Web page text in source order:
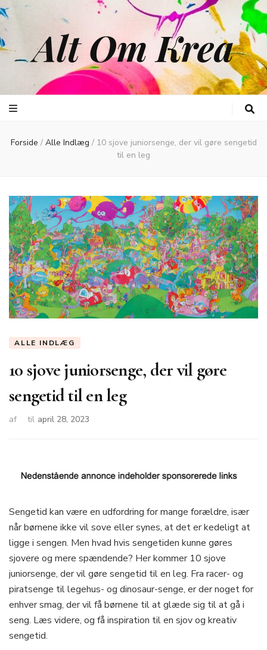
Alt Om Krea
Forside / Alle Indlæg / 10 sjove juniorsenge, der vil gøre sengetid
til en leg
ALLE INDLÆG
10 sjove juniorsenge, der vil gøre
sengetid til en leg
af til april 28, 2023
Sengetid kan være en udfordring for mange forældre, især
når børnene ikke vil sove eller synes, at det er kedeligt at
ligge i sengen. Men hvad hvis sengetiden kunne gøres
sjovere og mere spændende? Her kommer 10 sjove
juniorsenge, der vil gøre sengetid til en leg. Fra racer- og
piratsenge til legehus- og dinosaur-senge, er der noget for
enhver smag, der vil få børnene til at glæde sig til at gå i
seng. Læs videre, og få inspiration til en sjov og kreativ
sengetid.